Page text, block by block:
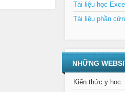
Tài liệu học
Tài liệu phần
NHỮNG
Kiến thức y học